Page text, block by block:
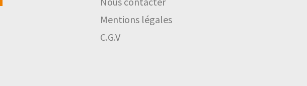
Mentions légales
C.G.V